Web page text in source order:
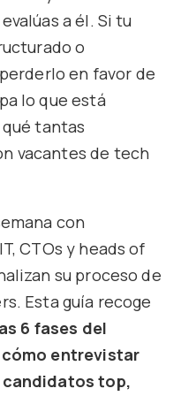
a él. Si tu
o
en favor de
lo que está
tantas
vacantes de tech
con
CTOs y heads of
su proceso de
Esta guía recoge
6 fases del
entrevistar
top,